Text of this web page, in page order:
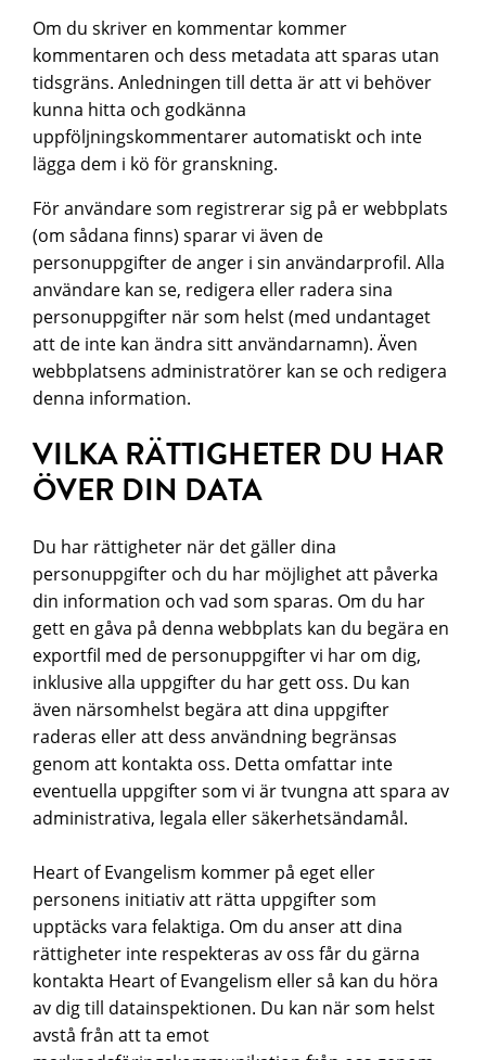
Om du skriver en kommentar kommer
kommentaren och dess metadata att sparas utan
tidsgräns. Anledningen till detta är att vi behöver
kunna hitta och godkänna
uppföljningskommentarer automatiskt och inte
lägga dem i kö för granskning.
För användare som registrerar sig på er webbplats
(om sådana finns) sparar vi även de
personuppgifter de anger i sin användarprofil. Alla
användare kan se, redigera eller radera sina
personuppgifter när som helst (med undantaget
att de inte kan ändra sitt användarnamn). Även
webbplatsens administratörer kan se och redigera
denna information.
VILKA RÄTTIGHETER DU HAR
ÖVER DIN DATA
Du har rättigheter när det gäller dina
personuppgifter och du har möjlighet att påverka
din information och vad som sparas. Om du har
gett en gåva på denna webbplats kan du begära en
exportfil med de personuppgifter vi har om dig,
inklusive alla uppgifter du har gett oss. Du kan
även närsomhelst begära att dina uppgifter
raderas eller att dess användning begränsas
genom att kontakta oss. Detta omfattar inte
eventuella uppgifter som vi är tvungna att spara av
administrativa, legala eller säkerhetsändamål.
Heart of Evangelism kommer på eget eller
personens initiativ att rätta uppgifter som
upptäcks vara felaktiga. Om du anser att dina
rättigheter inte respekteras av oss får du gärna
kontakta Heart of Evangelism eller så kan du höra
av dig till datainspektionen. Du kan när som helst
avstå från att ta emot